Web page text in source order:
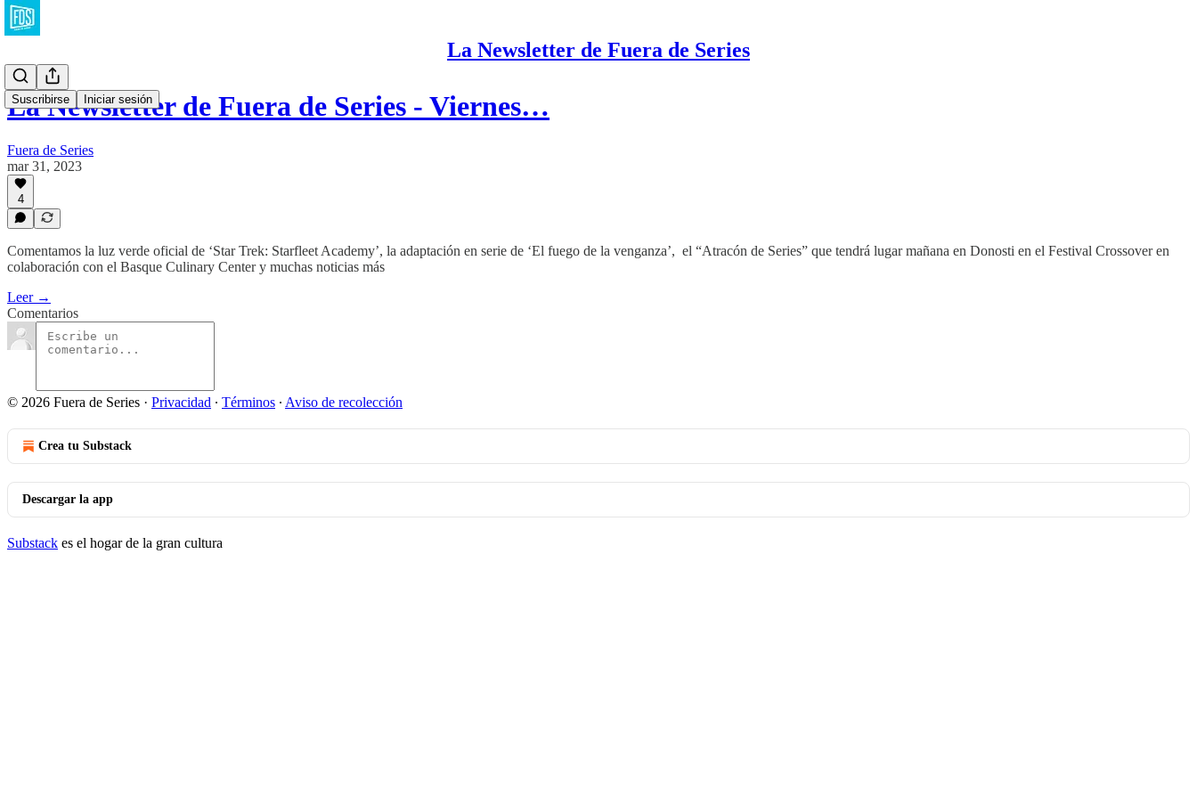
La Newsletter de Fuera de Series
Suscribirse Iniciar sesión
La Newsletter de Fuera de Series - Viernes…
Fuera de Series
mar 31, 2023
4
Comentamos la luz verde oficial de ‘Star Trek: Starfleet Academy’, la adaptación en serie de ‘El fuego de la venganza’, el “Atracón de Series” que tendrá lugar mañana en Donosti en el Festival Crossover en
colaboración con el Basque Culinary Center y muchas noticias más
Leer →
Comentarios
© 2026 Fuera de Series · Privacidad ∙ Términos ∙ Aviso de recolección
Crea tu Substack
Descargar la app
Substack es el hogar de la gran cultura